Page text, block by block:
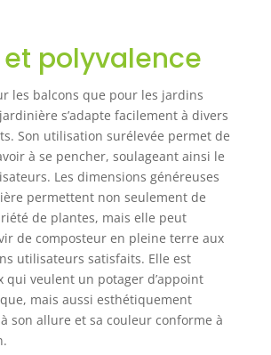
d'acier ondulée de
haute qualité et
durabilité pour
une utilisation de
cet espace potager
sur pied dans le
jardin ou balcon.
PLUS D’ESPACE
POUR PLUS DE
PLANTES : Cette
grande jardiniere
sur pieds exterieur
mesure 200 x 60 x
100 cm et grâce à
sa taille
et polyvalence
les balcons que pour les jardins
s’adapte facilement à divers
Son utilisation surélevée permet de
à se pencher, soulageant ainsi le
Les dimensions généreuses
permettent non seulement de
de plantes, mais elle peut
de composteur en pleine terre aux
utilisateurs satisfaits. Elle est
qui veulent un potager d’appoint
mais aussi esthétiquement
son allure et sa couleur conforme à